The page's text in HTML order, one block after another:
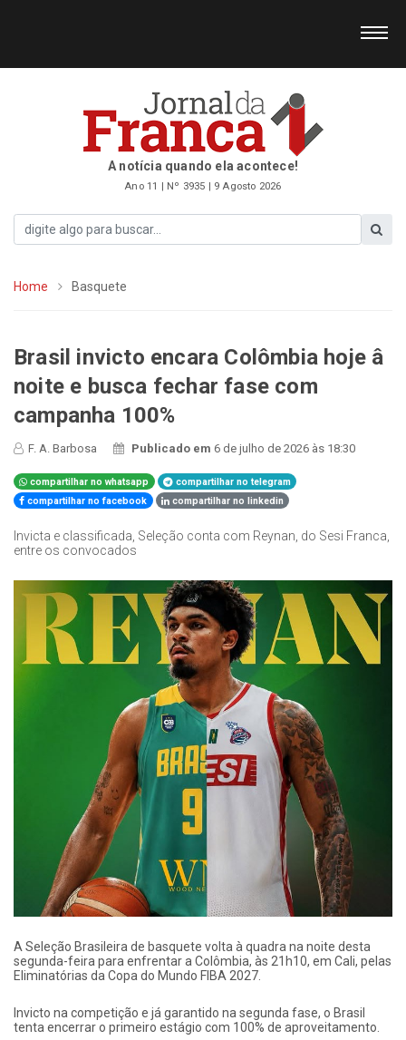
A notícia quando ela acontece!
Ano 11 | Nº 3935 | 9 Agosto 2026
Home Basquete
Brasil invicto encara Colômbia hoje â
noite e busca fechar fase com
campanha 100%
F. A. Barbosa Publicado em6 de julho de 2026 às 18:30
compartilhar no whatsapp
compartilhar no telegram
compartilhar no facebook
compartilhar no linkedin
Invicta e classificada, Seleção conta com Reynan, do Sesi Franca,
entre os convocados
A Seleção Brasileira de basquete volta à quadra na noite desta
segunda-feira para enfrentar a Colômbia, às 21h10, em Cali, pelas
Eliminatórias da Copa do Mundo FIBA 2027.
Invicto na competição e já garantido na segunda fase, o Brasil
tenta encerrar o primeiro estágio com 100% de aproveitamento.